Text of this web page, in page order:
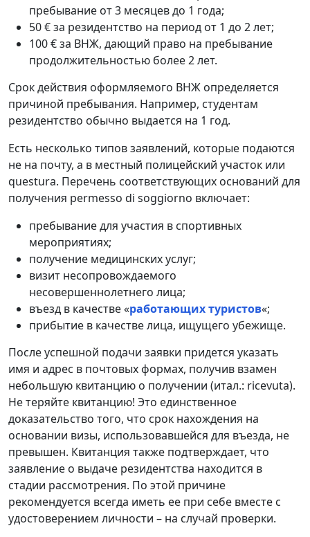
пребывание от 3 месяцев до 1 года;
50 € за резидентство на период от 1 до 2 лет;
100 € за ВНЖ, дающий право на пребывание
продолжительностью более 2 лет.
Срок действия оформляемого ВНЖ определяется
причиной пребывания. Например, студентам
резидентство обычно выдается на 1 год.
Есть несколько типов заявлений, которые подаются
не на почту, а в местный полицейский участок или
questura. Перечень соответствующих оснований для
получения permesso di soggiorno включает:
пребывание для участия в спортивных
мероприятиях;
получение медицинских услуг;
визит несопровождаемого
несовершеннолетнего лица;
въезд в качестве «работающих туристов«;
прибытие в качестве лица, ищущего убежище.
После успешной подачи заявки придется указать
имя и адрес в почтовых формах, получив взамен
небольшую квитанцию о получении (итал.: ricevuta).
Не теряйте квитанцию! Это единственное
доказательство того, что срок нахождения на
основании визы, использовавшейся для въезда, не
превышен. Квитанция также подтверждает, что
заявление о выдаче резидентства находится в
стадии рассмотрения. По этой причине
рекомендуется всегда иметь ее при себе вместе с
удостоверением личности – на случай проверки.